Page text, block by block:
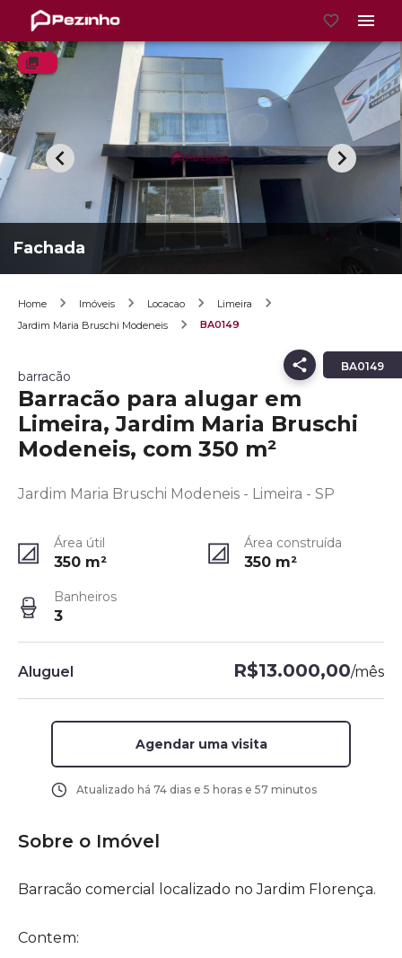
Fachada
Home Imóveis Locacao
Limeira
Jardim Maria Bruschi Modeneis
BA0149
BA0149
barracão
Barracão para alugar em
Limeira, Jardim Maria Bruschi
Modeneis, com 350 m²
Jardim Maria Bruschi Modeneis - Limeira - SP
Área útil
350 m²
Área construída
350 m²
Banheiros
3
Aluguel R$13.000,00/mês
Agendar uma visita
Atualizado há 74 dias e 5 horas e 57 minutos
Sobre o Imóvel
Barracão comercial localizado no Jardim Florença.
Contem: